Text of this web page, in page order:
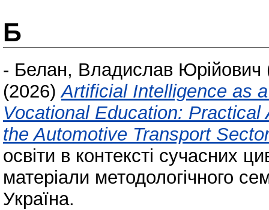
Б
- Белан, Владислав Юрійович
(2026)Artificial Intelligence as
Vocational Education:
the Automotive Transport
освіти в контексті сучасних
матеріали методологічного
Україна.